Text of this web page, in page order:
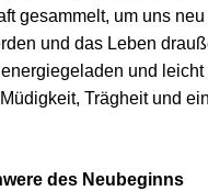
gesammelt, um uns
und das Leben
und
Trägheit und
des Neubeginns